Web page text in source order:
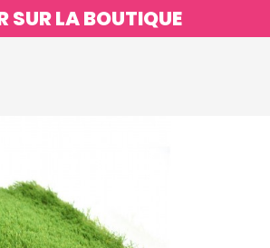
SUR LA BOUTIQUE